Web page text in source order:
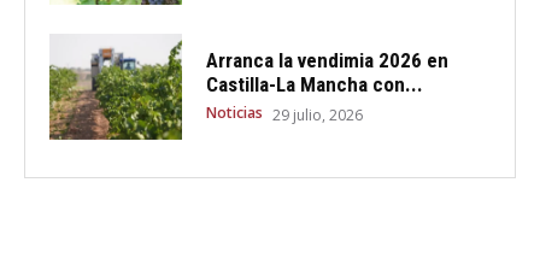
Arranca la vendimia 2026 en
Castilla-La Mancha con...
Noticias 29 julio, 2026